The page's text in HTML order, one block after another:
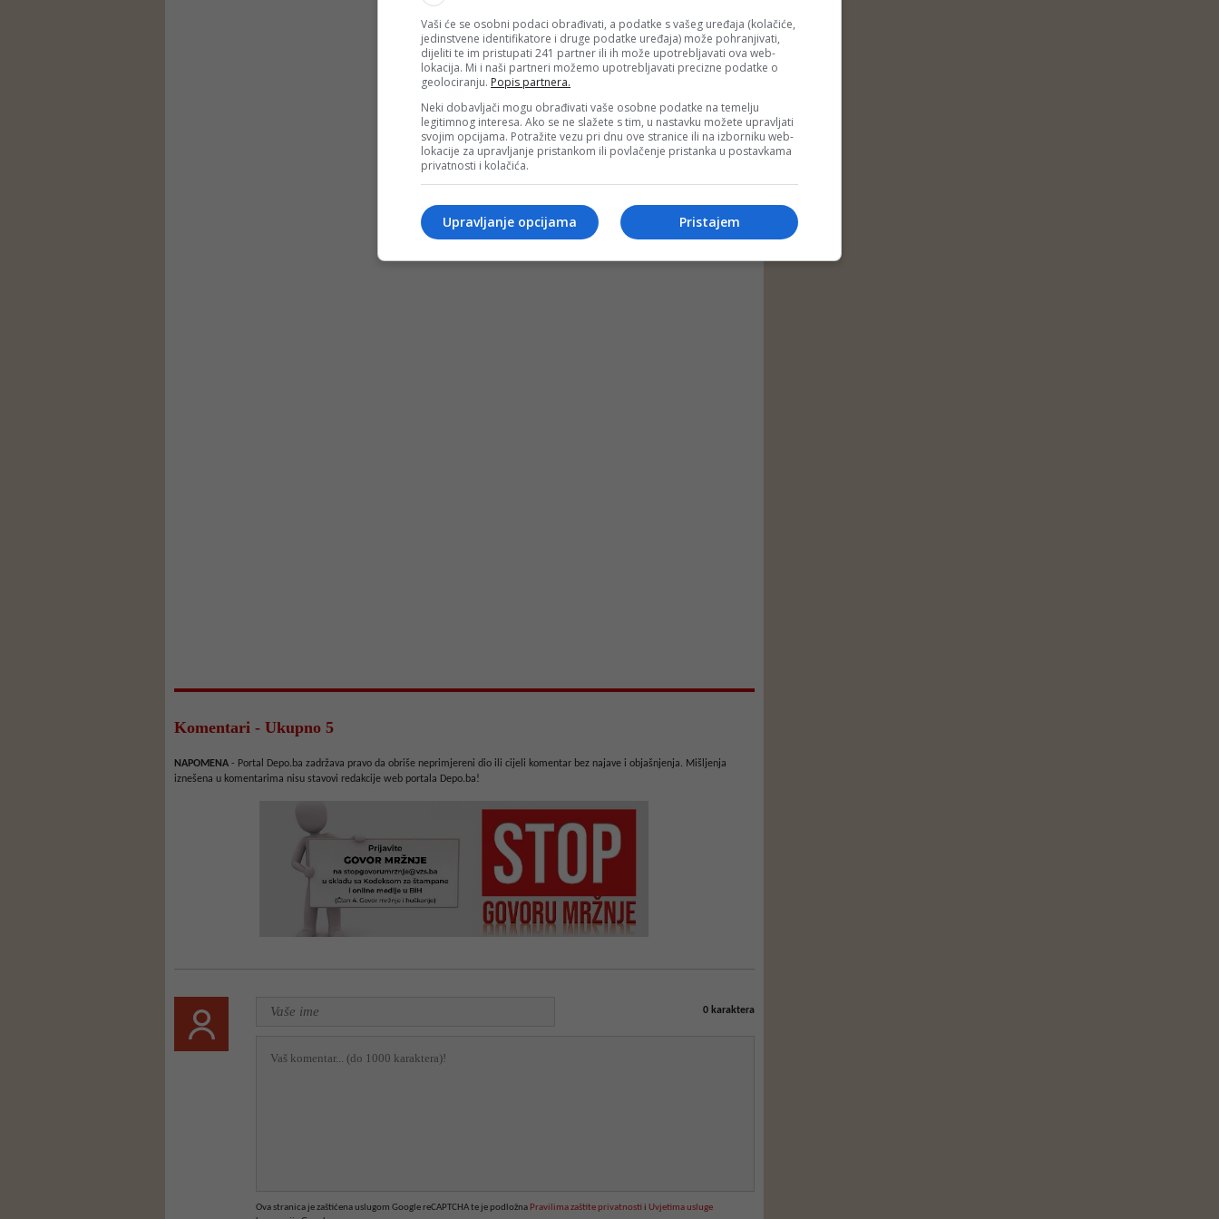
Komentari - Ukupno 5
NAPOMENA - Portal Depo.ba zadržava pravo da obriše neprimjereni dio ili cijeli komentar bez najave i objašnjenja. Mišljenja
iznešena u komentarima nisu stavovi redakcije web portala Depo.ba!
0karaktera
Ova stranica je zaštićena uslugom Google reCAPTCHA te je podložna Pravilima zaštite privatnostii Uvjetima usluge
Vaši će se osobni podaci obrađivati, a podatke s vašeg uređaja (kolačiće,
jedinstvene identifikatore i druge podatke uređaja) može pohranjivati,
dijeliti te im pristupati 241 partner ili ih može upotrebljavati ova web-
lokacija. Mi i naši partneri možemo upotrebljavati precizne podatke o
geolociranju. Popis partnera.
Neki dobavljači mogu obrađivati vaše osobne podatke na temelju
legitimnog interesa. Ako se ne slažete s tim, u nastavku možete upravljati
svojim opcijama. Potražite vezu pri dnu ove stranice ili na izborniku web-
lokacije za upravljanje pristankom ili povlačenje pristanka u postavkama
privatnosti i kolačića.
Pristajem
Upravljanje opcijama